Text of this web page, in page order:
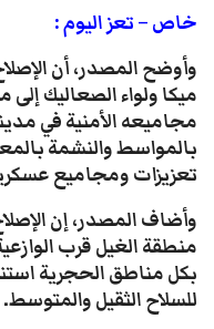
خاص – تعز اليوم :
ميكا ولواء الصعاليك إلى
مجاميعه الأمنية في
بالمواسط والنشمة
تعزيزات ومجاميع
وأضاف المصدر، إن
منطقة الغيل قرب
بكل مناطق الحجرية
للسلاح الثقيل والمتوسط.